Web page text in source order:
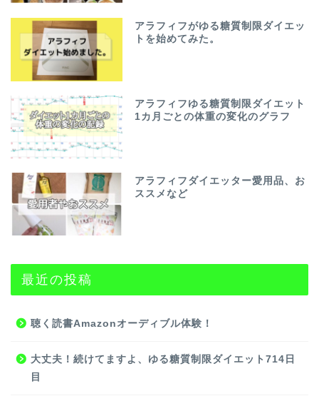
アラフィフがゆる糖質制限ダイエッ
トを始めてみた。
アラフィフゆる糖質制限ダイエット
1カ月ごとの体重の変化のグラフ
アラフィフダイエッター愛用品、お
ススメなど
最近の投稿
聴く読書Amazonオーディブル体験！
大丈夫！続けてますよ、ゆる糖質制限ダイエット714日
目